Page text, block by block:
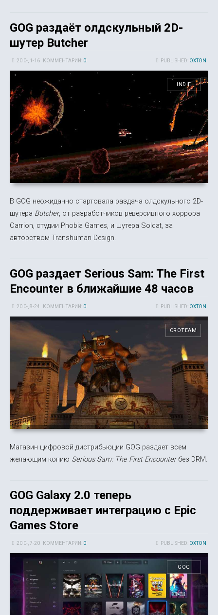
GOG раздаёт олдскульный 2D-
шутер Butcher
PUBLISHED: OXTON
20 0-, 1-16 КОММЕНТАРИИ: 0
INDIE
В GOG неожиданно стартовала раздача олдскульного 2D-
шутера Butcher, от разработчиков реверсивного хоррора
Carrion, студии Phobia Games, и шутера Soldat, за
авторством Transhuman Design.
GOG раздает Serious Sam: The First
Encounter в ближайшие 48 часов
PUBLISHED: OXTON
20 0-, 8-24 КОММЕНТАРИИ: 0
CROTEAM
Магазин цифровой дистрибьюции GOG раздает всем
желающим копию Serious Sam: The First Encounterбез DRM.
GOG Galaxy 2.0 теперь
поддерживает интеграцию с Epic
Games Store
PUBLISHED: OXTON
20 0-, 7-20 КОММЕНТАРИИ: 0
GOG